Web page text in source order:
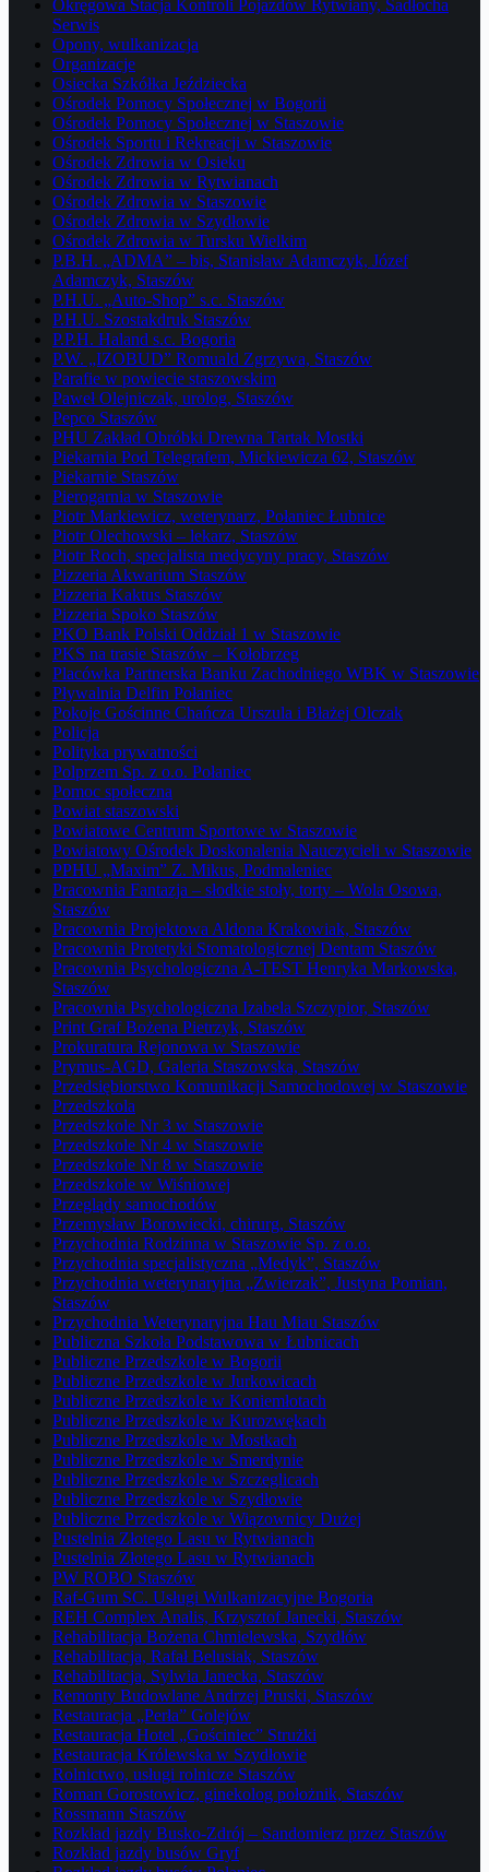
Okręgowa Stacja Kontroli Pojazdów Rytwiany, Sadłocha
Serwis
Opony, wulkanizacja
Organizacje
Osiecka Szkółka Jeździecka
Ośrodek Pomocy Społecznej w Bogorii
Ośrodek Pomocy Społecznej w Staszowie
Ośrodek Sportu i Rekreacji w Staszowie
Ośrodek Zdrowia w Osieku
Ośrodek Zdrowia w Rytwianach
Ośrodek Zdrowia w Staszowie
Ośrodek Zdrowia w Szydłowie
Ośrodek Zdrowia w Tursku Wielkim
P.B.H. „ADMA” – bis, Stanisław Adamczyk, Józef
Adamczyk, Staszów
P.H.U. „Auto-Shop” s.c. Staszów
P.H.U. Szostakdruk Staszów
P.P.H. Haland s.c. Bogoria
P.W. „IZOBUD” Romuald Zgrzywa, Staszów
Parafie w powiecie staszowskim
Paweł Olejniczak, urolog, Staszów
Pepco Staszów
PHU Zakład Obróbki Drewna Tartak Mostki
Piekarnia Pod Telegrafem, Mickiewicza 62, Staszów
Piekarnie Staszów
Pierogarnia w Staszowie
Piotr Markiewicz, weterynarz, Połaniec Łubnice
Piotr Olechowski – lekarz, Staszów
Piotr Roch, specjalista medycyny pracy, Staszów
Pizzeria Akwarium Staszów
Pizzeria Kaktus Staszów
Pizzeria Spoko Staszów
PKO Bank Polski Oddział 1 w Staszowie
PKS na trasie Staszów – Kołobrzeg
Placówka Partnerska Banku Zachodniego WBK w Staszowie
Pływalnia Delfin Połaniec
Pokoje Gościnne Chańcza Urszula i Błażej Olczak
Policja
Polityka prywatności
Polprzem Sp. z o.o. Połaniec
Pomoc społeczna
Powiat staszowski
Powiatowe Centrum Sportowe w Staszowie
Powiatowy Ośrodek Doskonalenia Nauczycieli w Staszowie
PPHU „Maxim” Z. Mikus, Podmaleniec
Pracownia Fantazja – słodkie stoły, torty – Wola Osowa,
Staszów
Pracownia Projektowa Aldona Krakowiak, Staszów
Pracownia Protetyki Stomatologicznej Dentam Staszów
Pracownia Psychologiczna A-TEST Henryka Markowska,
Staszów
Pracownia Psychologiczna Izabela Szczypior, Staszów
Print Graf Bożena Pietrzyk, Staszów
Prokuratura Rejonowa w Staszowie
Prymus-AGD, Galeria Staszowska, Staszów
Przedsiębiorstwo Komunikacji Samochodowej w Staszowie
Przedszkola
Przedszkole Nr 3 w Staszowie
Przedszkole Nr 4 w Staszowie
Przedszkole Nr 8 w Staszowie
Przedszkole w Wiśniowej
Przeglądy samochodów
Przemysław Borowiecki, chirurg, Staszów
Przychodnia Rodzinna w Staszowie Sp. z o.o.
Przychodnia specjalistyczna „Medyk”, Staszów
Przychodnia weterynaryjna „Zwierzak”, Justyna Pomian,
Staszów
Przychodnia Weterynaryjna Hau Miau Staszów
Publiczna Szkoła Podstawowa w Łubnicach
Publiczne Przedszkole w Bogorii
Publiczne Przedszkole w Jurkowicach
Publiczne Przedszkole w Koniemłotach
Publiczne Przedszkole w Kurozwękach
Publiczne Przedszkole w Mostkach
Publiczne Przedszkole w Smerdynie
Publiczne Przedszkole w Szczeglicach
Publiczne Przedszkole w Szydłowie
Publiczne Przedszkole w Wiązownicy Dużej
Pustelnia Złotego Lasu w Rytwianach
Pustelnia Złotego Lasu w Rytwianach
PW ROBO Staszów
Raf-Gum SC. Usługi Wulkanizacyjne Bogoria
REH Complex Analis, Krzysztof Janecki, Staszów
Rehabilitacja Bożena Chmielewska, Szydłów
Rehabilitacja, Rafał Belusiak, Staszów
Rehabilitacja, Sylwia Janecka, Staszów
Remonty Budowlane Andrzej Pruski, Staszów
Restauracja „Perła” Golejów
Restauracja Hotel „Gościniec” Strużki
Restauracja Królewska w Szydłowie
Rolnictwo, usługi rolnicze Staszów
Roman Gorostowicz, ginekolog położnik, Staszów
Rossmann Staszów
Rozkład jazdy Busko-Zdrój – Sandomierz przez Staszów
Rozkład jazdy busów Gryf